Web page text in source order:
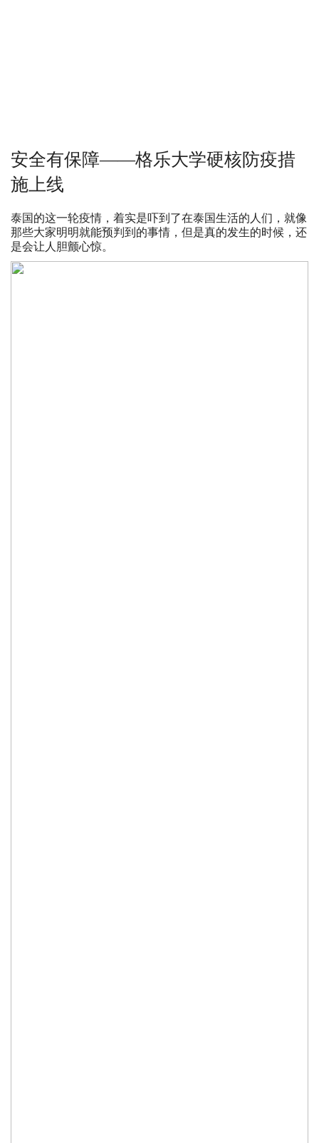
安全有保障——格乐大学硬核防疫措
施上线
泰国的这一轮疫情，着实是吓到了在泰国生活的人们，就像
那些大家明明就能预判到的事情，但是真的发生的时候，还
是会让人胆颤心惊。